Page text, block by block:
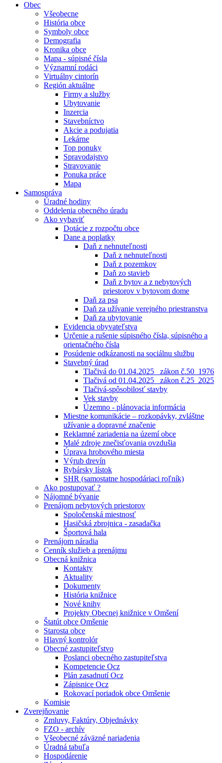
Obec
Všeobecne
História obce
Symboly obce
Demografia
Kronika obce
Mapa - súpisné čísla
Významní rodáci
Virtuálny cintorín
Región aktuálne
Firmy a služby
Ubytovanie
Inzercia
Stavebníctvo
Akcie a podujatia
Lekárne
Top ponuky
Spravodajstvo
Stravovanie
Ponuka práce
Mapa
Samospráva
Úradné hodiny
Oddelenia obecného úradu
Ako vybaviť
Dotácie z rozpočtu obce
Dane a poplatky
Daň z nehnuteľnosti
Daň z nehnuteľnosti
Daň z pozemkov
Daň zo stavieb
Daň z bytov a z nebytových
priestorov v bytovom dome
Daň za psa
Daň za užívanie verejného priestranstva
Daň za ubytovanie
Evidencia obyvateľstva
Určenie a rušenie súpisného čísla, súpisného a
orientačného čísla
Posúdenie odkázanosti na sociálnu službu
Stavebný úrad
Tlačivá do 01.04.2025_ zákon č.50_1976
Tlačivá od 01.04.2025_ zákon č.25_2025
Tlačivá-spôsobilosť stavby
Vek stavby
Územno - plánovacia informácia
Miestne komunikácie – rozkopávky, zvláštne
užívanie a dopravné značenie
Reklamné zariadenia na území obce
Malé zdroje znečisťovania ovzdušia
Úprava hrobového miesta
Výrub drevín
Rybársky lístok
SHR (samostatne hospodáriaci roľník)
Ako postupovať ?
Nájomné bývanie
Prenájom nebytových priestorov
Spoločenská miestnosť
Hasičská zbrojnica - zasadačka
Športová hala
Prenájom náradia
Cenník služieb a prenájmu
Obecná knižnica
Kontakty
Aktuality
Dokumenty
História knižnice
Nové knihy
Projekty Obecnej knižnice v Omšení
Štatút obce Omšenie
Starosta obce
Hlavný kontrolór
Obecné zastupiteľstvo
Poslanci obecného zastupiteľstva
Kompetencie Ocz
Plán zasadnutí Ocz
Zápisnice Ocz
Rokovací poriadok obce Omšenie
Komisie
Zverejňovanie
Zmluvy, Faktúry, Objednávky
FZO - archív
Všeobecné záväzné nariadenia
Úradná tabuľa
Hospodárenie